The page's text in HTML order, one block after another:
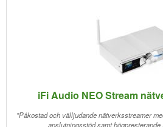
iFi Audio NEO Stream
"Påkostad och välljudande nätverksstreamer
anslutningsstöd samt